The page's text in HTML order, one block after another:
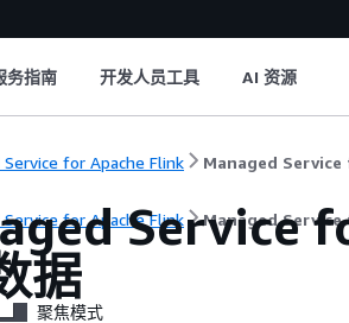
务指南 开发人员工具 AI 资源
Service for Apache Flink Managed Service
Service for Apache Flink Managed Service
Service
据
聚焦模式